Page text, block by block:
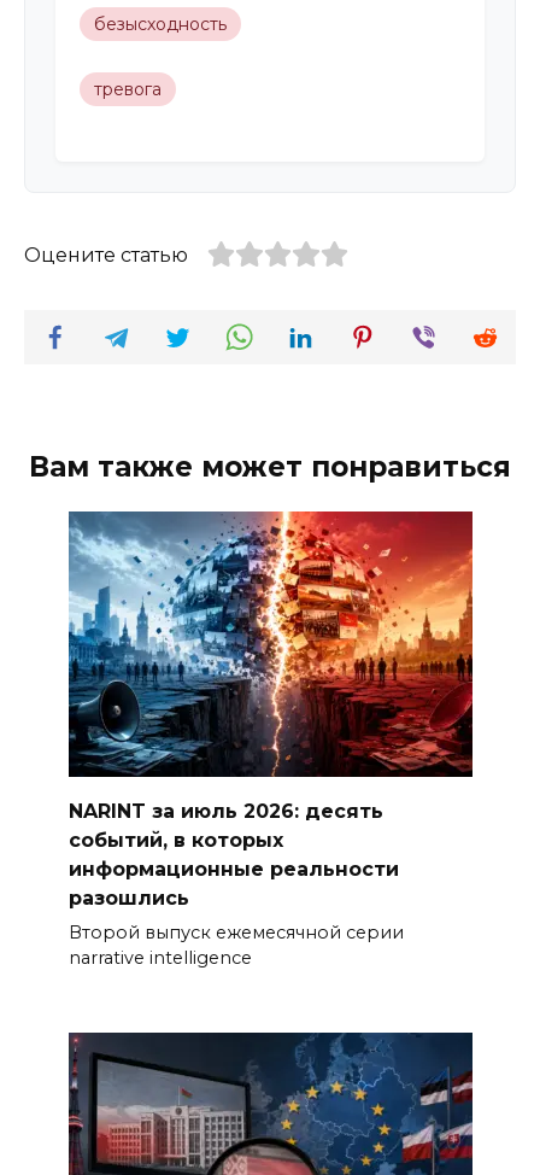
безысходность
тревога
Оцените статью
Вам также может понравиться
NARINT за июль 2026: десять
событий, в которых
информационные реальности
разошлись
Второй выпуск ежемесячной серии
narrative intelligence